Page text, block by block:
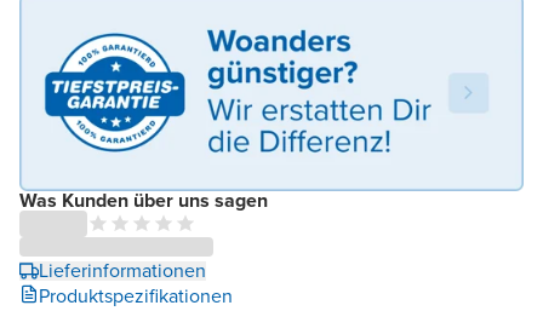
Was Kunden über uns sagen
Lieferinformationen
Produktspezifikationen